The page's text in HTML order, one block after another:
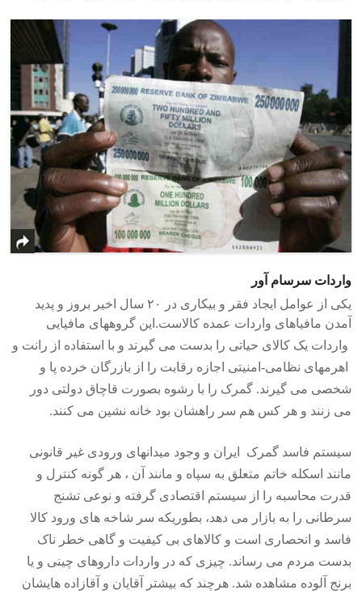
واردات سرسام آور
یکی از عوامل ایجاد فقر و بیکاری در ۲۰ سال اخیر بروز و پدید
آمدن مافیاهای واردات عمده کالاست. این گروههای مافیایی
واردات یک کالای حیاتی را بدست می گیرند و با استفاده از رانت و
اهرمهای نظامی-امنیتی اجازه رقابت را از بازرگان خرده پا و
شخصی می گیرند. گمرک را با رشوه بصورت قاچاق دولتی دور
می زنند و هر کس هم سر راهشان بود خانه نشین می کنند.
سیستم فاسد گمرک ایران و وجود میدانهای ورودی غیر قانونی
مانند اسکله خاتم متعلق به سپاه و مانند آن ، هر گونه کنترل و
قدرت محاسبه را از سیستم اقتصادی گرفته و نوعی تشنج
سرطانی را به بازار می دهد، بطوریکه سر شاخه های ورود کالا
فاسد و انحصاری است و کالاهای بی کیفیت و گاهی خطر ناک
بدست مردم می رساند. چیزی که در واردات داروهای چینی و یا
برنج آلوده مشاهده شد. هرچند که بیشتر آقایان و آقازاده هایشان